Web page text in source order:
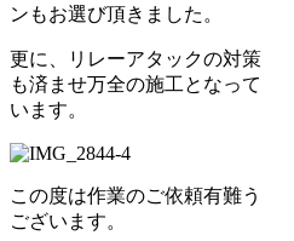
ンもお選び頂きました。
更に、リレーアタックの対策
も済ませ万全の施工となって
います。
この度は作業のご依頼有難う
ございます。